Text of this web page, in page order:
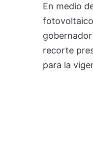
En medio
fotovoltaico
recorte
para la